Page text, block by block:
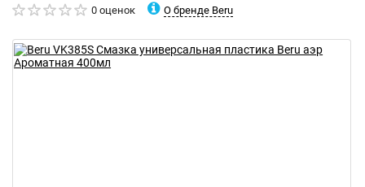
0 оценок О бренде Beru